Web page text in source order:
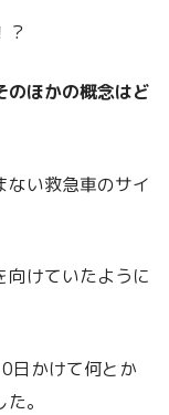
？
のほかの概念はど
ない救急車のサイ
向けていたように
日かけて何とか
。